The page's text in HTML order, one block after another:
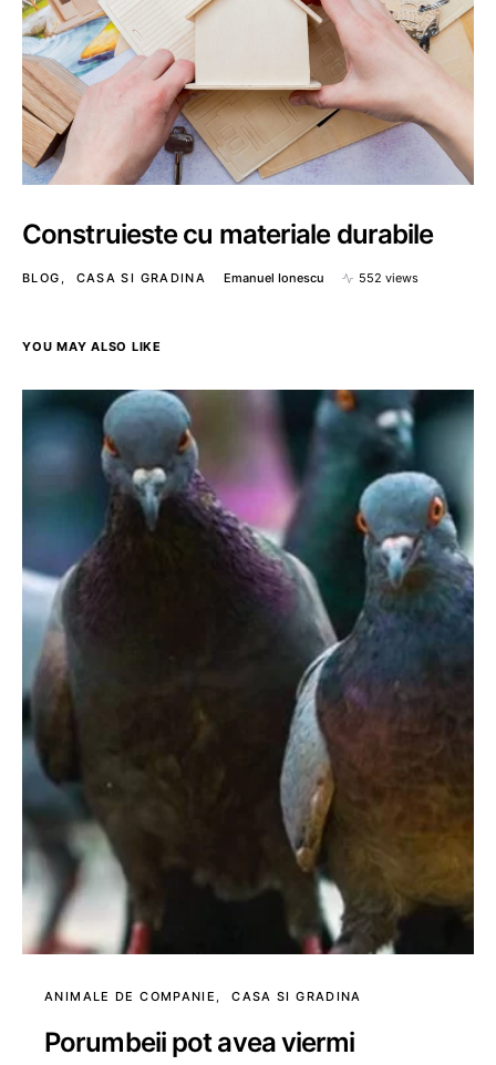
Construieste cu materiale durabile
BLOG CASA SI GRADINA Emanuel Ionescu 552 views
YOU MAY ALSO LIKE
ANIMALE DE COMPANIE CASA SI GRADINA
Porumbeii pot avea viermi